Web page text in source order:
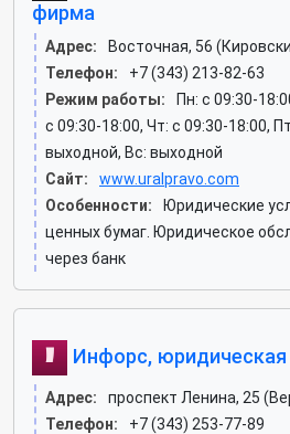
фирма
Адрес:
Восточная, 56
Телефон:
+7 (343) 213-82-63
Режим работы:
Пн: c 09:30-
c 09:30-18:00, Чт: c 09:30-18:00,
выходной, Вс: выходной
Сайт:
www.uralpravo.com
Особенности:
Юридические
ценных бумаг. Юридическое
через банк
Инфорс, юридическая
Адрес:
проспект Ленина, 25
Телефон:
+7 (343) 253-77-89